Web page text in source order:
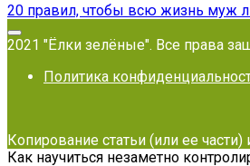
20 правил, чтобы всю жизнь муж
2021 "Ёлки зелёные". Все права
Политика
Копирование статьи (или ее
Как научиться незаметно